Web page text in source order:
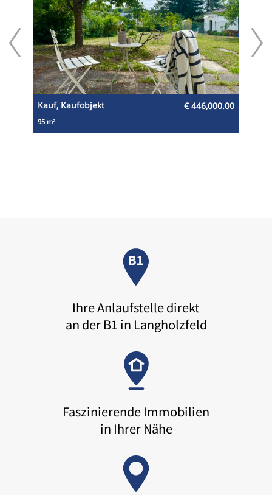
Kauf, Kaufobjekt € 446,000.00
95 m²
Ihre Anlaufstelle direkt
an der B1 in Langholzfeld
Faszinierende Immobilien
in Ihrer Nähe